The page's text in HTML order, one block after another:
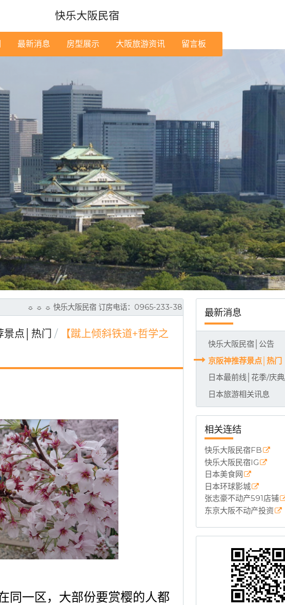
快乐大阪民宿
最新消息 房型展示 大阪旅游资讯 留言板
最新消息
快乐大阪民宿│公告
京阪神推荐景点│热门
日本最前线│花季/庆
日本旅游相关讯息
相关连结
快乐大阪民宿FB
快乐大阪民宿IG
日本美食网
日本环球影城
张志豪不动产591店铺
东京大阪不动产投资
☼ ☼ ☼ 快乐大阪民宿 订房电话：0965-233-380 (LINE)，大阪市中心合法民宿，
点│热门
【蹴上倾斜铁道+哲学之
同一区，大部份要赏樱的人都